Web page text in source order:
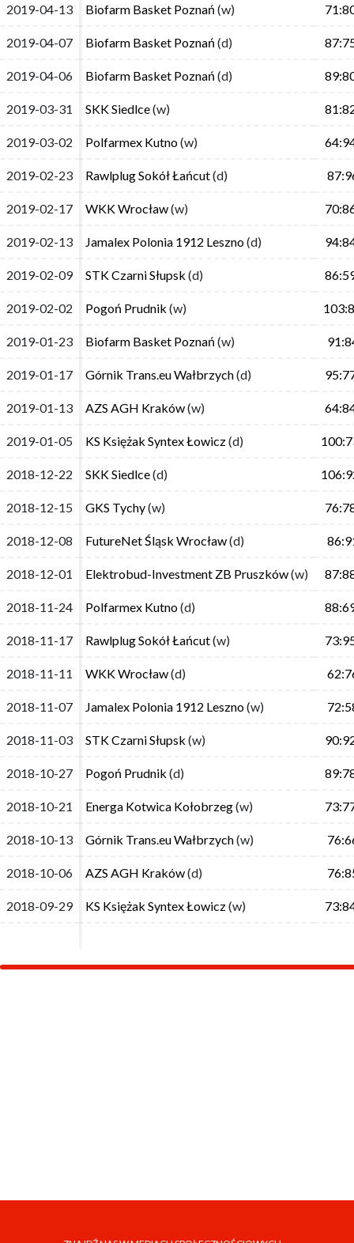
2019-04-13 Biofarm Basket Poznań (w)
2019-04-07 Biofarm Basket Poznań (d)
2019-04-06 Biofarm Basket Poznań (d)
2019-03-31 SKK Siedlce(w)
2019-03-02 Polfarmex Kutno(w)
2019-02-23 Rawlplug Sokół Łańcut(d)
2019-02-17 WKK Wrocław(w)
2019-02-13 Jamalex Polonia 1912 Leszno(d)
2019-02-09 STK Czarni Słupsk (d)
2019-02-02 Pogoń Prudnik (w)
2019-01-23 Biofarm Basket Poznań (w)
2019-01-17 Górnik Trans.eu Wałbrzych(d)
2019-01-13 AZS AGH Kraków(w)
2019-01-05 KS Księżak Syntex Łowicz(d)
2018-12-22 SKK Siedlce(d)
2018-12-15 GKS Tychy(w)
2018-12-08 FutureNet Śląsk Wrocław(d)
2018-12-01 Elektrobud-Investment ZB Pruszków(w)
2018-11-24 Polfarmex Kutno(d)
2018-11-17 Rawlplug Sokół Łańcut(w)
2018-11-11 WKK Wrocław(d)
2018-11-07 Jamalex Polonia 1912 Leszno(w)
2018-11-03 STK Czarni Słupsk (w)
2018-10-27 Pogoń Prudnik (d)
2018-10-21 Energa Kotwica Kołobrzeg(w)
2018-10-13 Górnik Trans.eu Wałbrzych(w)
2018-10-06 AZS AGH Kraków(d)
2018-09-29 KS Księżak Syntex Łowicz(w)
2019-04-13 Biofarm Basket Poznań (w)
2019-04-07 Biofarm Basket Poznań (d)
2019-04-06 Biofarm Basket Poznań (d)
2019-03-31 SKK Siedlce(w)
2019-03-02 Polfarmex Kutno(w)
2019-02-23 Rawlplug Sokół Łańcut(d)
2019-02-17 WKK Wrocław(w)
2019-02-13 Jamalex Polonia 1912 Leszno(d)
2019-02-09 STK Czarni Słupsk (d)
2019-02-02 Pogoń Prudnik (w)
2019-01-23 Biofarm Basket Poznań (w)
2019-01-17 Górnik Trans.eu Wałbrzych(d)
2019-01-13 AZS AGH Kraków(w)
2019-01-05 KS Księżak Syntex Łowicz(d)
2018-12-22 SKK Siedlce(d)
2018-12-15 GKS Tychy(w)
2018-12-08 FutureNet Śląsk Wrocław(d)
2018-12-01 Elektrobud-Investment ZB Pruszków(w)
2018-11-24 Polfarmex Kutno(d)
2018-11-17 Rawlplug Sokół Łańcut(w)
2018-11-11 WKK Wrocław(d)
2018-11-07 Jamalex Polonia 1912 Leszno(w)
2018-11-03 STK Czarni Słupsk (w)
2018-10-27 Pogoń Prudnik (d)
2018-10-21 Energa Kotwica Kołobrzeg(w)
2018-10-13 Górnik Trans.eu Wałbrzych(w)
2018-10-06 AZS AGH Kraków(d)
2018-09-29 KS Księżak Syntex Łowicz(w)